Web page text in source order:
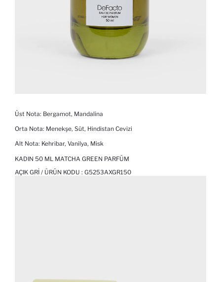
Üst Nota: Bergamot, Mandalina
Orta Nota: Menekşe, Süt, Hindistan Cevizi
Alt Nota: Kehribar, Vanilya, Misk
KADIN 50 ML MATCHA GREEN PARFÜM
AÇIK GRI / ÜRÜN KODU : G5253AXGR150